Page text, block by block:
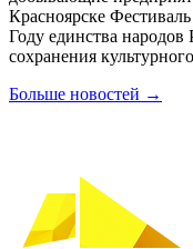
Красноярске
Году единства
сохранения
Больше новостей →